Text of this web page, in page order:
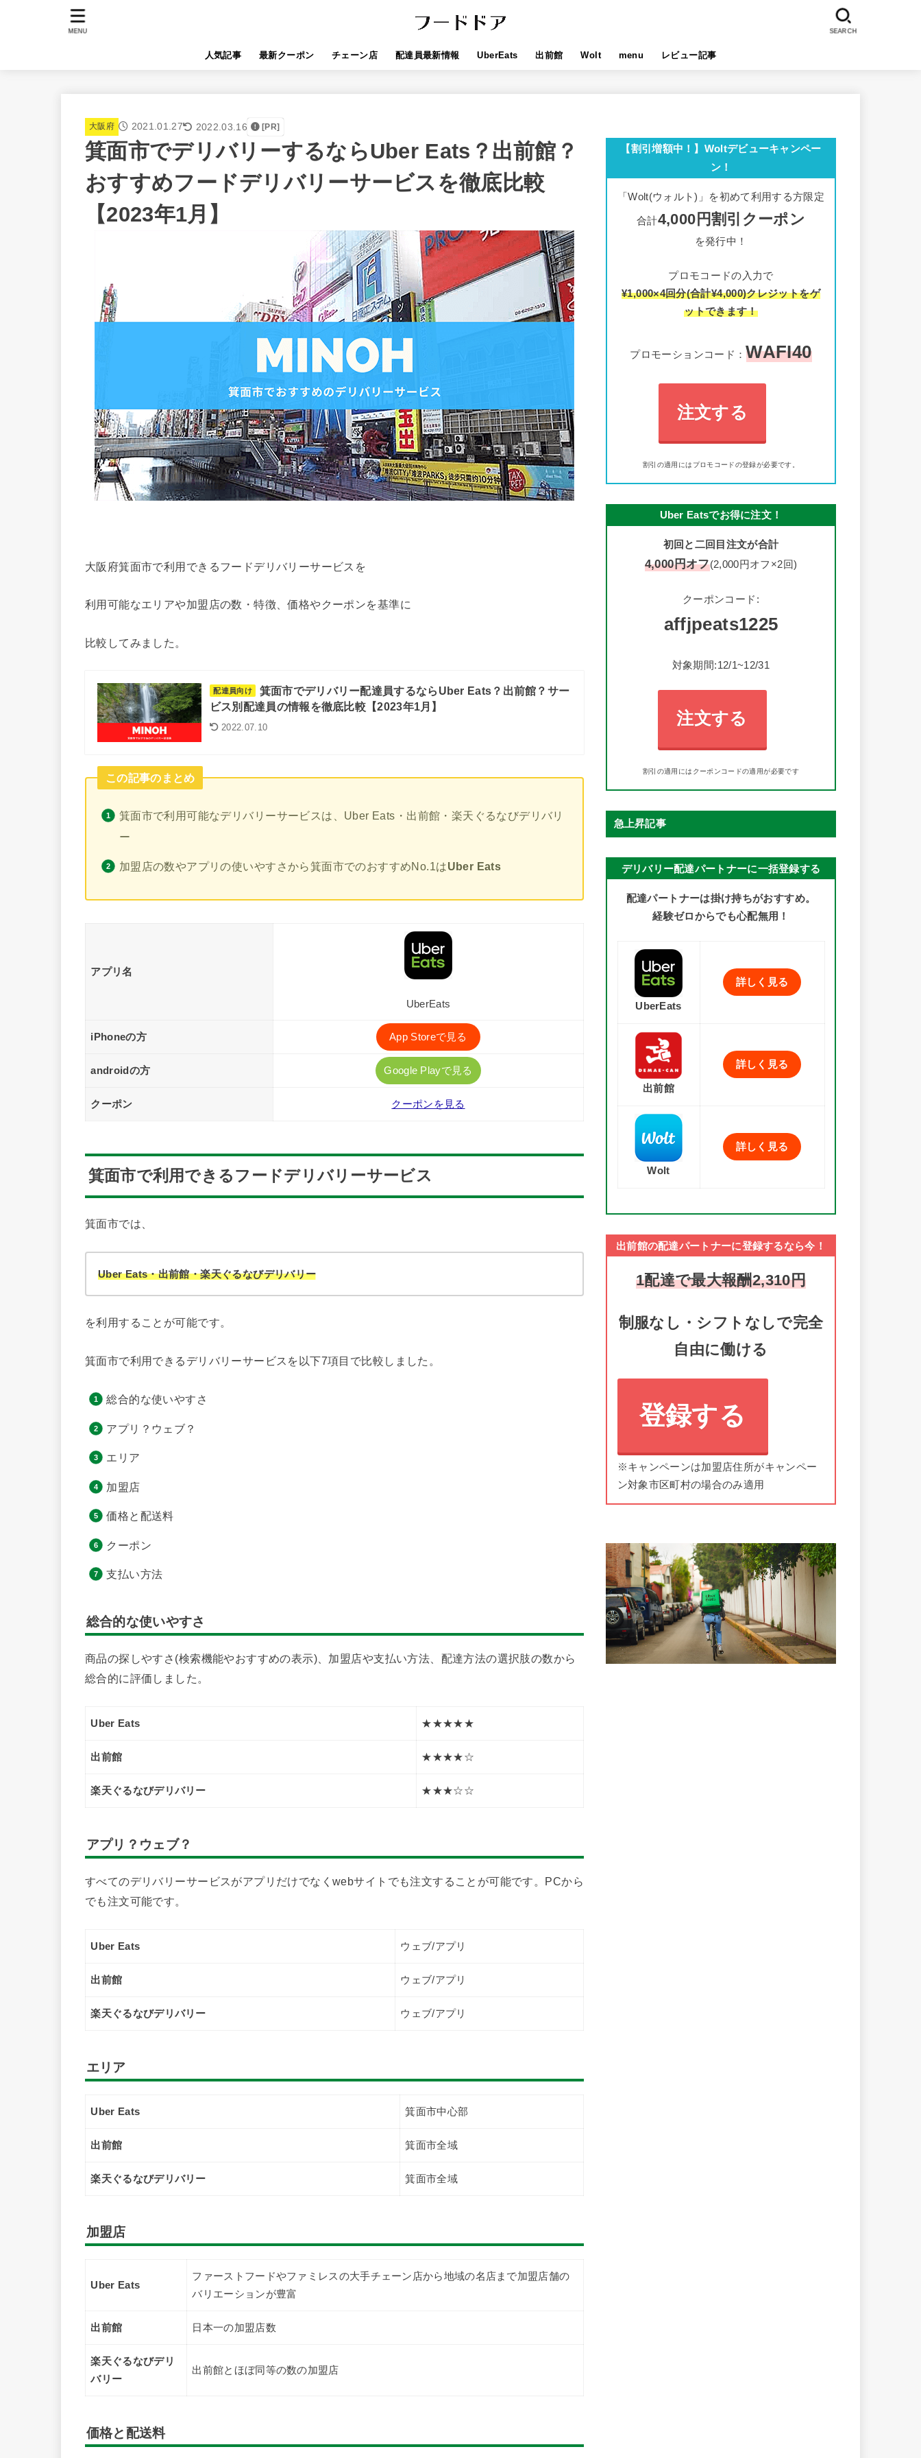
人気記事 最新クーポン チェーン店 配達員最新情報 UberEats 出前館 Wolt menu レビュー記事
SEARCH
MENU
大阪府 2021.01.27 2022.03.16 [PR]
箕面市でデリバリーするならUber Eats？出前館？
おすすめフードデリバリーサービスを徹底比較
【2023年1月】
大阪府箕面市で利用できるフードデリバリーサービスを
利用可能なエリアや加盟店の数・特徴、価格やクーポンを基準に
比較してみました。
配達員向け
箕面市でデリバリー配達員するならUber Eats？出前館？サー
ビス別配達員の情報を徹底比較【2023年1月】
2022.07.10
この記事のまとめ
箕面市で利用可能なデリバリーサービスは、Uber Eats・出前館・楽天ぐるなびデリバリ
ー
加盟店の数やアプリの使いやすさから箕面市でのおすすめNo.1はUber Eats
アプリ名
UberEats
iPhoneの方 App Storeで見る
androidの方 Google Playで見る
クーポン クーポンを見る
箕面市で利用できるフードデリバリーサービス
箕面市では、
Uber Eats・出前館・楽天ぐるなびデリバリー
を利用することが可能です。
箕面市で利用できるデリバリーサービスを以下7項目で比較しました。
総合的な使いやすさ
アプリ？ウェブ？
エリア
加盟店
価格と配送料
クーポン
支払い方法
総合的な使いやすさ
商品の探しやすさ(検索機能やおすすめの表示)、加盟店や支払い方法、配達方法の選択肢の数から
総合的に評価しました。
Uber Eats ★★★★★
出前館 ★★★★☆
楽天ぐるなびデリバリー ★★★☆☆
アプリ？ウェブ？
すべてのデリバリーサービスがアプリだけでなくwebサイトでも注文することが可能です。PCから
でも注文可能です。
Uber Eats ウェブ/アプリ
出前館 ウェブ/アプリ
楽天ぐるなびデリバリー ウェブ/アプリ
エリア
Uber Eats 箕面市中心部
出前館 箕面市全域
楽天ぐるなびデリバリー 箕面市全域
加盟店
Uber Eats
ファーストフードやファミレスの大手チェーン店から地域の名店まで加盟店舗の
バリエーションが豊富
出前館 日本一の加盟店数
楽天ぐるなびデリ
バリー
出前館とほぼ同等の数の加盟店
価格と配送料
【割引増額中！】Woltデビューキャンペー
ン！
「Wolt(ウォルト)」を初めて利用する方限定
合計4,000円割引クーポン
を発行中！
プロモコードの入力で
¥1,000×4回分(合計¥4,000)クレジットをゲ
ットできます！
プロモーションコード： WAFI40
注文する
割引の適用にはプロモコードの登録が必要です。
Uber Eatsでお得に注文！
初回と二回目注文が合計
4,000円オフ(2,000円オフ×2回)
クーポンコード:
affjpeats1225
対象期間:12/1~12/31
注文する
割引の適用にはクーポンコードの適用が必要です
急上昇記事
デリバリー配達パートナーに一括登録する
配達パートナーは掛け持ちがおすすめ。
経験ゼロからでも心配無用！
UberEats
詳しく見る
出前館
詳しく見る
Wolt
詳しく見る
出前館の配達パートナーに登録するなら今！
1配達で最大報酬2,310円
制服なし・シフトなしで完全
自由に働ける
登録する
※キャンペーンは加盟店住所がキャンペー
ン対象市区町村の場合のみ適用